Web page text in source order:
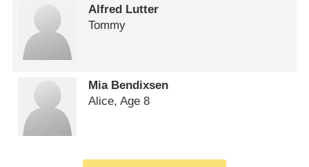
Alfred Lutter
Tommy
Mia Bendixsen
Alice, Age 8